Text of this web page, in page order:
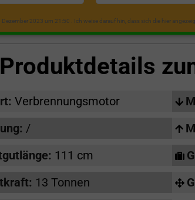
2023 um 21:50 . Ich weise darauf hin, dass sich die hier
Produktdetails
Verbrennungsmotor
/
111 cm
13 Tonnen